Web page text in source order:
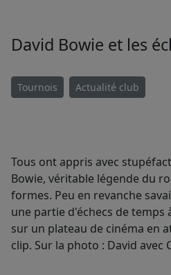
David Bowie et les
Tournois Actualité club
Tous ont appris avec
Bowie, véritable légende du
formes. Peu en revanche
une partie d'échecs de
sur un plateau de cinéma en
clip. Sur la photo : David avec